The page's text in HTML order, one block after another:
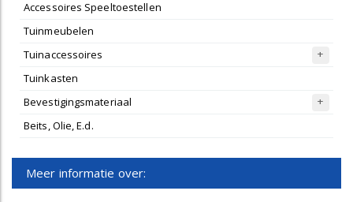
Accessoires Speeltoestellen
Tuinmeubelen
Tuinaccessoires
Tuinkasten
Bevestigingsmateriaal
Beits, Olie, E.d.
Meer informatie over: